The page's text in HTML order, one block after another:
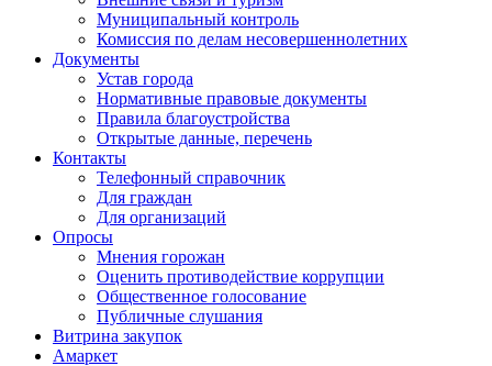
Муниципальный контроль
Комиссия по делам несовершеннолетних
Документы
Устав города
Нормативные правовые документы
Правила благоустройства
Открытые данные, перечень
Контакты
Телефонный справочник
Для граждан
Для организаций
Опросы
Мнения горожан
Оценить противодействие коррупции
Общественное голосование
Публичные слушания
Витрина закупок
Амаркет